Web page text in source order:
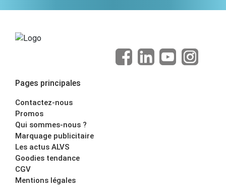
Pages principales
Contactez-nous
Promos
Qui sommes-nous ?
Marquage publicitaire
Les actus ALVS
Goodies tendance
CGV
Mentions légales